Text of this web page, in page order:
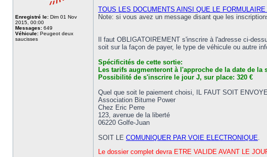
Enregistré le: Dim 01 Nov
2015, 00:00
Messages: 649
Véhicule: Peugeot deux
saucisses